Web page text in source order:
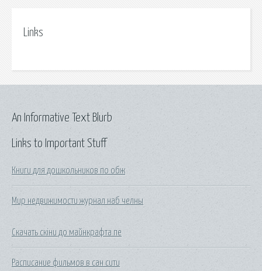
Links
Links to Important Stuff
Книги для дошкольников по обж
Мир недвижимости журнал наб челны
Скачать скіни до майнкрафта пе
Расписание фильмов в сан сити
An Informative Text Blurb